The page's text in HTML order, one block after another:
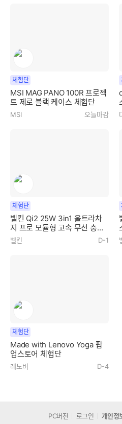
체험단
MSI MAG PANO 100R 프로젝
트 제로 블랙 케이스 체험단
MSI 오늘마감
체험단
벨킨 Qi2 25W 3in1 울트라차
지 프로 모듈형 고속 무선 충전
기 WIZ052kr 체험단
벨킨 D-1
체험단
Made with Lenovo Yoga 팝
업스토어 체험단
레노버 D-4
PC버전 로그인 개인정